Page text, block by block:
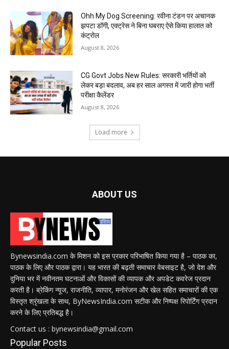
Ohh My Dog Screening: रवीना टंडन पर अचानक
झपटा डॉगी, एक्ट्रेस ने बिना घबराए ऐसे किया हालात को
कंट्रोल
August 8, 2026
CG Govt Jobs New Rules: सरकारी भर्तियों को
लेकर बड़ा बदलाव, अब हर साल अगस्त में जारी होगा भर्ती
परीक्षा कैलेंडर
August 8, 2026
Load more
ABOUT US
Bynewsindia.com के मिशन को इस प्रकार परिभाषित किया गया है – पाठक का,
पाठक के लिए और पाठक द्वारा। यह भारत की बढ़ती समाचार वेबसाइट है, जो देश और
दुनिया भर में नवीनतम घटनाओं और विकासों की व्यापक और अपडेट कवरेज प्रदान
करती है। ब्रेकिंग न्यूज, राजनीति, व्यापार, मनोरंजन और खेल सहित समाचारों की एक
विस्तृत श्रृंखला के साथ, ByNewsIndia.com सटीक और निष्पक्ष रिपोर्टिंग प्रदान
करने के लिए प्रतिबद्ध है।
Contact us : bynewsindia@gmail.com
Popular Posts